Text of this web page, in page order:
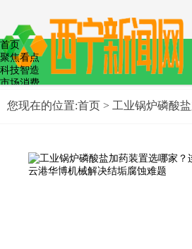
首页
聚焦看点
科技智造
市场消费
文娱体育
政策法制
您现在的位置:首页 > 工业锅炉磷酸